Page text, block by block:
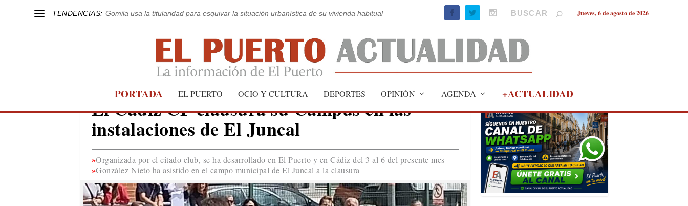
TENDENCIAS: Gomila usa la titularidad para esquivar la situación urbanística de su vivienda habitual Jueves, 6 de agosto de 2026
PORTADA EL PUERTO OCIO Y CULTURA DEPORTES OPINIÓN AGENDA +ACTUALIDAD
EL PUERTO
El Cádiz CF clausura su Campus en las
instalaciones de El Juncal
Organizada por el citado club, se ha desarrollado en El Puerto y en Cádiz del 3 al 6 del presente mes
González Nieto ha asistido en el campo municipal de El Juncal a la clausura
PUBLICIDAD